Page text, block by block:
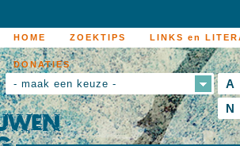
HOME ZOEKTIPS LINKS en
DONATIES
- maak een keuze - A
N